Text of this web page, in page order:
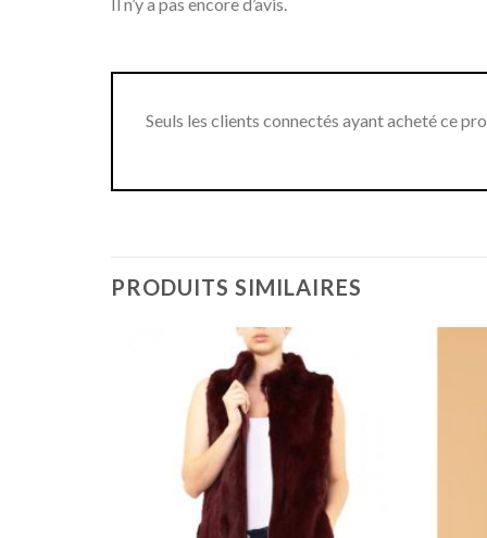
Seuls les clients connectés ayant acheté ce
PRODUITS SIMILAIRES